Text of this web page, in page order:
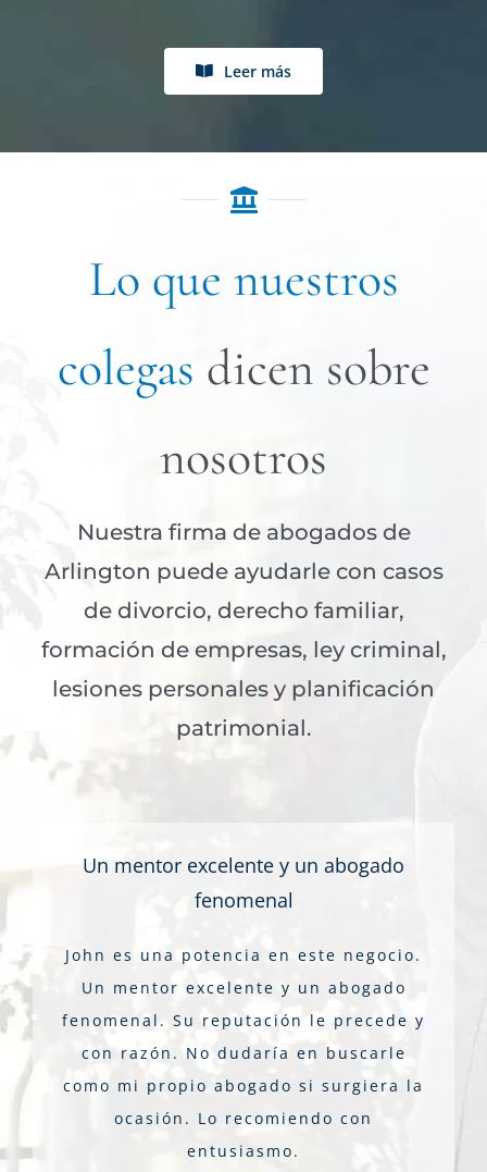
Leer más
Lo que nuestros
colegas dicen sobre
nosotros
Nuestra firma de abogados de
Arlington puede ayudarle con casos
de divorcio, derecho familiar,
formación de empresas, ley criminal,
lesiones personales y planificación
patrimonial.
Un mentor excelente y un abogado
fenomenal
John es una potencia en este negocio.
Un mentor excelente y un abogado
fenomenal. Su reputación le precede y
con razón. No dudaría en buscarle
como mi propio abogado si surgiera la
ocasión. Lo recomiendo con
entusiasmo.